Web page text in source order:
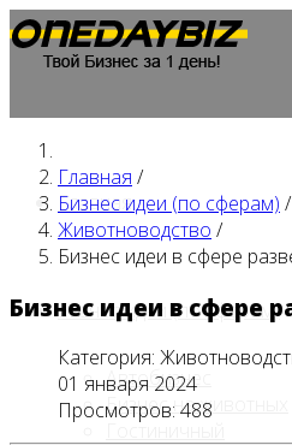
Главная
Бизнес идеи (по сферам)
Автобизнес
Бизнес на животных
Гостиничный
Главная /
Бизнес идеи (по сферам) /
Животноводство /
Бизнес идеи в сфере
Бизнес идеи в сфере
Категория:
01 января 2024
Просмотров: 488